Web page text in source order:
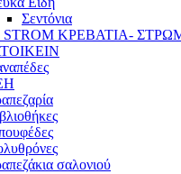
Σεντόνια
STROM ΚΡΕΒΑΤΙΑ-
σαλονιού